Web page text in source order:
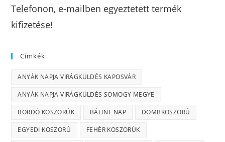
Telefonon, e-mailben egyeztetett termék
kifizetése!
Címkék
ANYÁK NAPJA VIRÁGKÜLDÉS KAPOSVÁR
ANYÁK NAPJA VIRÁGKÜLDÉS SOMOGY MEGYE
BORDÓ KOSZORÚK BÁLINT NAP DOMBKOSZORÚ
EGYEDI KOSZORÚ FEHÉR KOSZORÚK